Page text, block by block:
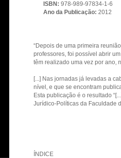
ISBN:978-989-97834-1-6
Ano da Publicação: 2012
“Depois de uma primeira
professores, foi possível abrir
têm realizado uma vez por ano,
[...] Nas jornadas já levadas a
nível, e que se encontram
Esta publicação é o resultado
Jurídico-Políticas da Faculdade
ÍNDICE